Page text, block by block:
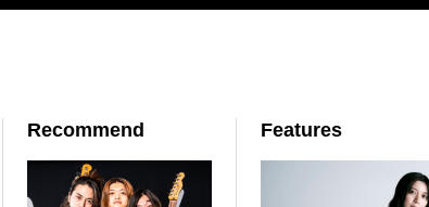
Recommend Features